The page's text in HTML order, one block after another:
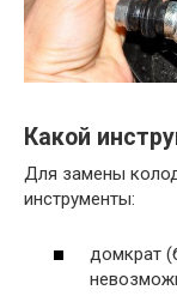
Какой
Для замены
инструменты:
домкрат